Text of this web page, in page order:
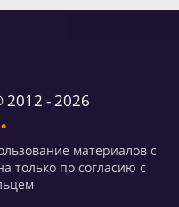
2012 - 2026
материалов с
только по согласию с